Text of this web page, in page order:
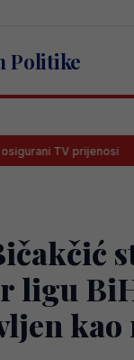
Politike
prijenosi
ligu
kao